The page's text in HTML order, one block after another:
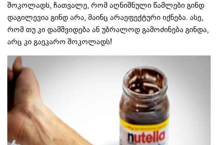
შოკოლადს, ჩათვალე, რომ აღნიშნული წამლები გინდ
დაგილევია გინდ არა, მაინც არაეფექტური იქნება. ასე,
რომ თუ კი დამშვიდება ან უბრალოდ გამოძინება გინდა,
არც კი გაეკარო შოკოლადს!